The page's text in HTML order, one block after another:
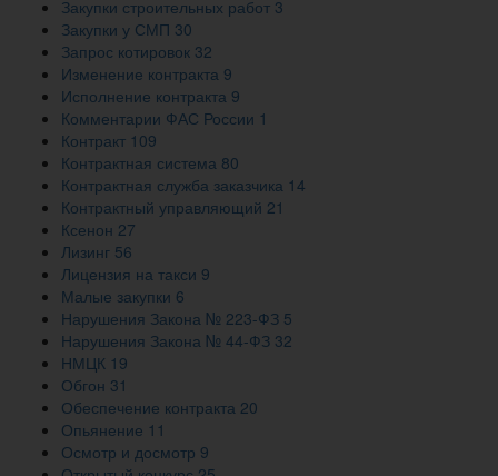
Закупки строительных работ 3
Закупки у СМП 30
Запрос котировок 32
Изменение контракта 9
Исполнение контракта 9
Комментарии ФАС России 1
Контракт 109
Контрактная система 80
Контрактная служба заказчика 14
Контрактный управляющий 21
Ксенон 27
Лизинг 56
Лицензия на такси 9
Малые закупки 6
Нарушения Закона № 223-ФЗ 5
Нарушения Закона № 44-ФЗ 32
НМЦК 19
Обгон 31
Обеспечение контракта 20
Опьянение 11
Осмотр и досмотр 9